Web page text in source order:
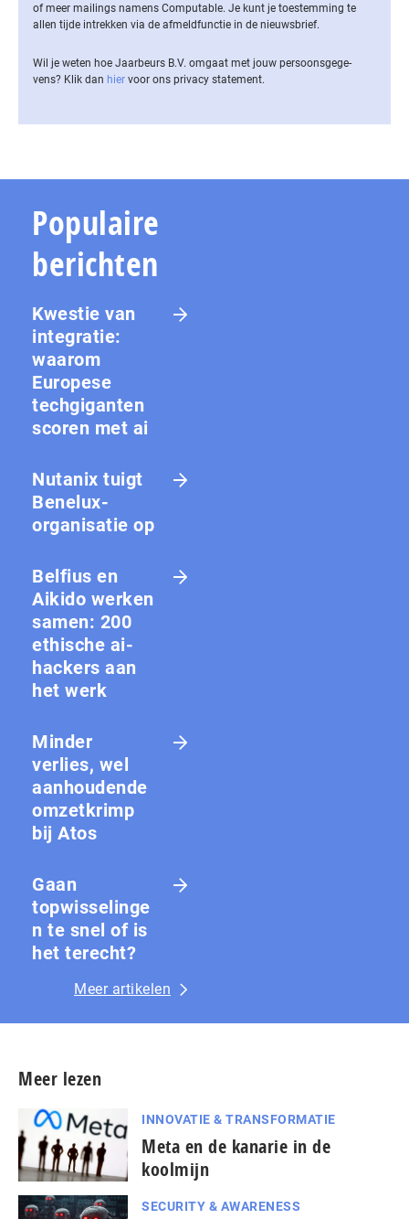
of meer mailings namens Computable. Je kunt je toestemming te
allen tijde intrekken via de af­meld­func­tie in de nieuwsbrief.
Wil je weten hoe Jaarbeurs B.V. omgaat met jouw per­soons­ge­ge­
vens? Klik dan hier voor ons privacy statement.
Populaire
berichten
Kwestie van
integratie:
waarom
Europese
techgiganten
scoren met ai
Nutanix tuigt
Benelux-
organisatie op
Belfius en
Aikido werken
samen: 200
ethische ai-
hackers aan
het werk
Minder
verlies, wel
aanhoudende
omzetkrimp
bij Atos
Gaan
topwisselinge
n te snel of is
het terecht?
Meer artikelen
Meer lezen
INNOVATIE & TRANSFORMATIE
Meta en de kanarie in de
koolmijn
SECURITY & AWARENESS